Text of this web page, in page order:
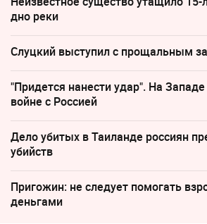
дно реки
Слуцкий выступил с прощальным
"Придется нанести удар". На
войне с Россией
Дело убитых в Таиланде россиян
убийств
Пригожин: не следует помогать
деньгами